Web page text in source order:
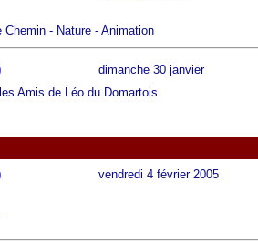
Chemin - Nature - Animation
dimanche 30 janvier
Amis de Léo du Domartois
vendredi 4 février 2005